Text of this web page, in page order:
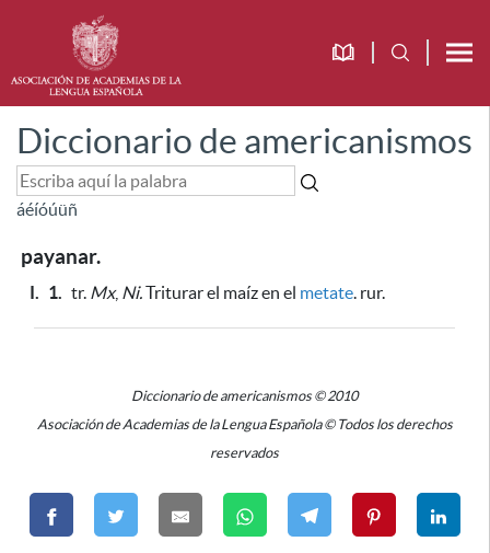
Diccionario de americanismos
áéíóúüñ
payanar.
I. 1. tr. Mx, Ni.Triturar el maíz en el metate. rur.
Diccionario de americanismos © 2010
Asociación de Academias de la Lengua Española © Todos los derechos
reservados